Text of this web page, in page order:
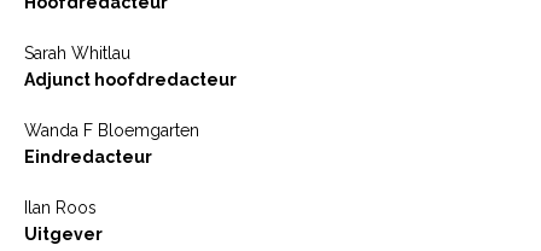
Sarah Whitlau
Adjunct hoofdredacteur
Wanda F Bloemgarten
Eindredacteur
Ilan Roos
Uitgever